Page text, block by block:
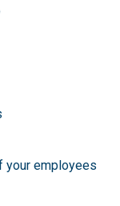
your employees